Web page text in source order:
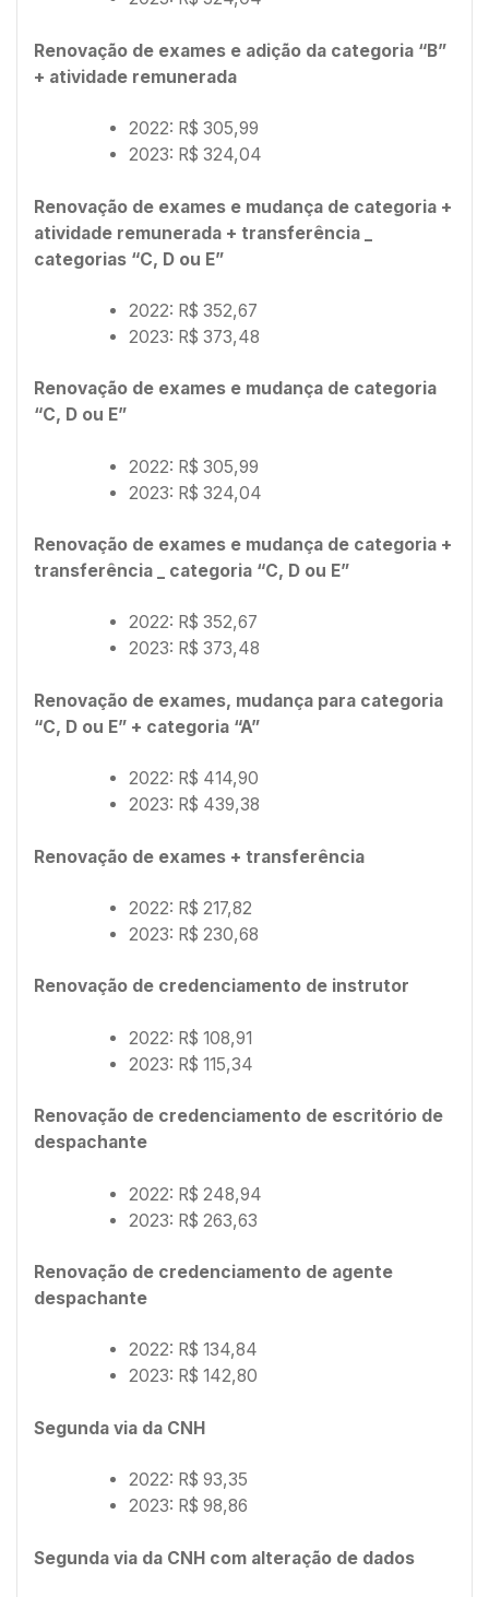
Renovação de exames e adição da categoria “B”
+ atividade remunerada
2022: R$ 305,99
2023: R$ 324,04
Renovação de exames e mudança de categoria +
atividade remunerada + transferência _
categorias “C, D ou E”
2022: R$ 352,67
2023: R$ 373,48
Renovação de exames e mudança de categoria
“C, D ou E”
2022: R$ 305,99
2023: R$ 324,04
Renovação de exames e mudança de categoria +
transferência _ categoria “C, D ou E”
2022: R$ 352,67
2023: R$ 373,48
Renovação de exames, mudança para categoria
“C, D ou E” + categoria “A”
2022: R$ 414,90
2023: R$ 439,38
Renovação de exames + transferência
2022: R$ 217,82
2023: R$ 230,68
Renovação de credenciamento de instrutor
2022: R$ 108,91
2023: R$ 115,34
Renovação de credenciamento de escritório de
despachante
2022: R$ 248,94
2023: R$ 263,63
Renovação de credenciamento de agente
despachante
2022: R$ 134,84
2023: R$ 142,80
Segunda via da CNH
2022: R$ 93,35
2023: R$ 98,86
Segunda via da CNH com alteração de dados